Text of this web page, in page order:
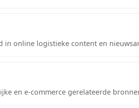
in online logistieke content en
en e-commerce gerelateerde